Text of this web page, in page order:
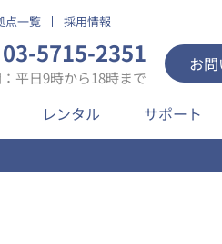
点一覧 採用情報
5715-2351
平日9時から18時まで
お
レンタル サポート